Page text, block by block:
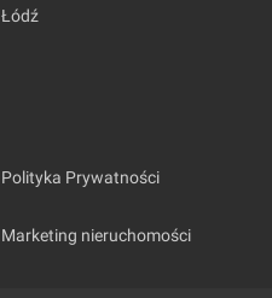
Łódź
Polityka Prywatności
Marketing nieruchomości